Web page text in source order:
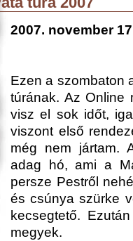
2007. november
Ezen a szombaton
túrának. Az Online
visz el sok időt,
viszont első
még nem jártam.
adag hó, ami a
persze Pestről
és csúnya szürke
kecsegtető.
megyek.